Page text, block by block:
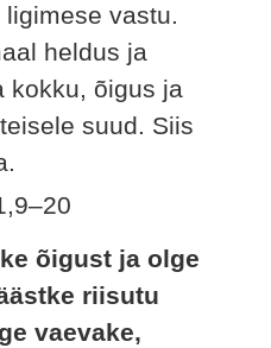
vastu.
heldus ja
kokku, õigus ja
suud. Siis
õigust ja olge
riisutu
vaevake,